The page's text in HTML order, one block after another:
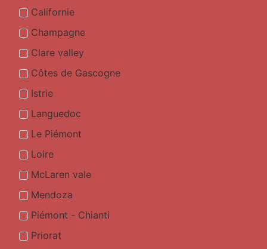
Californie
Champagne
Clare valley
Côtes de Gascogne
Istrie
Languedoc
Le Piémont
Loire
McLaren vale
Mendoza
Piémont - Chianti
Priorat